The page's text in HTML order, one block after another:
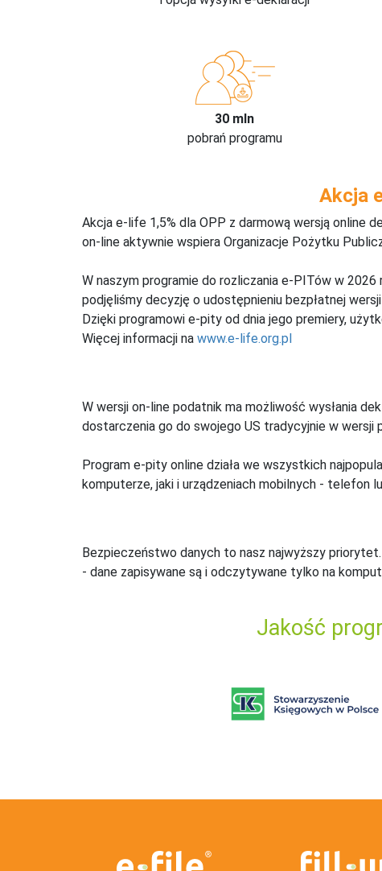
30 mln
pobrań programu
Akcja
Akcja e-life 1,5% dla OPP z darmową wersją online
on-line aktywnie wspiera Organizacje Pożytku
W naszym programie do rozliczania e-PITów w
podjęliśmy decyzję o udostępnieniu bezpłatnej
Dzięki programowi e-pity od dnia jego premiery,
Więcej informacji na www.e-life.org.pl
W wersji on-line podatnik ma możliwość wysłania
dostarczenia go do swojego US tradycyjnie w wersji
Program e-pity online działa we wszystkich
komputerze, jaki i urządzeniach mobilnych - telefon
Bezpieczeństwo danych to nasz najwyższy
- dane zapisywane są i odczytywane tylko na
Jakość